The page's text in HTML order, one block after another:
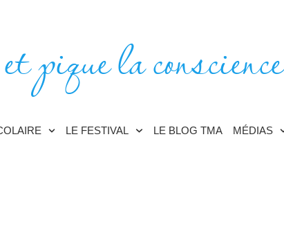
pique la conscience
LE FESTIVAL LE BLOG TMA MÉDIAS